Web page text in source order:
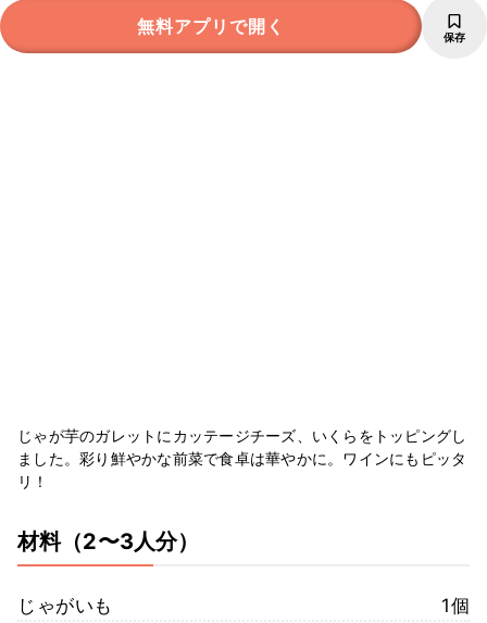
無料アプリで開く 保存
じゃが芋のガレットにカッテージチーズ、いくらをトッピングし
ました。彩り鮮やかな前菜で食卓は華やかに。ワインにもピッタ
リ！
材料（2〜3人分）
じゃがいも
1個